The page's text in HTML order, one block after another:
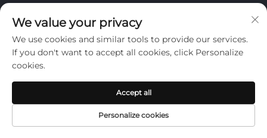
Informacije
Pretplatite se kako biste primali naš tjedni newsletter
Prenosi
We value your privacy
We use cookies and similar tools to provide our services.
If you don't want to accept all cookies, click Personalize
cookies.
Personalize cookies
Accept all